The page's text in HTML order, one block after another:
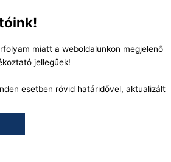
miatt a weboldalunkon megjelenő
jellegűek!
esetben rövid határidővel, aktualizált